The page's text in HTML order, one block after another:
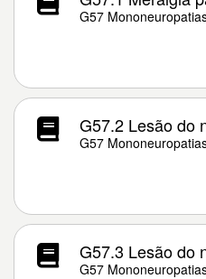
G57
G57.2 Lesão do
G57
G57.3 Lesão do
G57